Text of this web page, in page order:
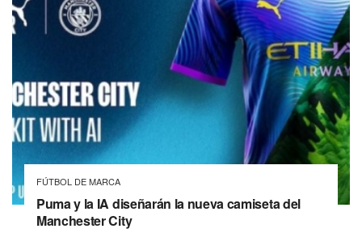
FÚTBOL DE MARCA
Puma y la IA diseñarán la nueva camiseta del
Manchester City